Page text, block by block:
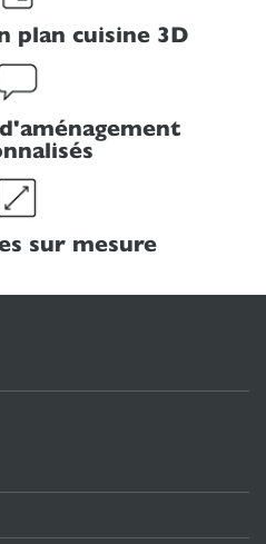
plan cuisine 3D
sur mesure